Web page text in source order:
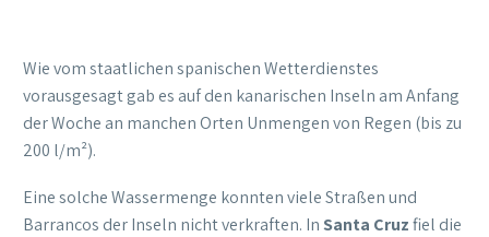
Wie vom staatlichen spanischen Wetterdienstes
vorausgesagt gab es auf den kanarischen Inseln am Anfang
der Woche an manchen Orten Unmengen von Regen (bis zu
200 l/m²).
Eine solche Wassermenge konnten viele Straßen und
Barrancos der Inseln nicht verkraften. InSanta Cruzfiel die